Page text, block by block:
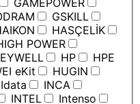
GAMEPOWER
GSKILL
HASÇELİK
POWER
HP
HPE
eKit
HUGIN
Idata
INCA
INTEL
Intenso